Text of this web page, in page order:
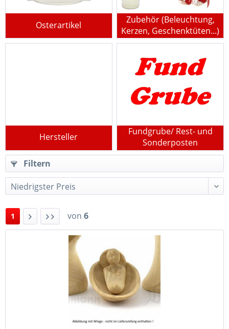
Osterartikel
Zubehör (Beleuchtung,
Kerzen, Geschenktüten...)
Hersteller
Fundgrube/ Rest- und
Sonderposten
Filtern
1 von 6